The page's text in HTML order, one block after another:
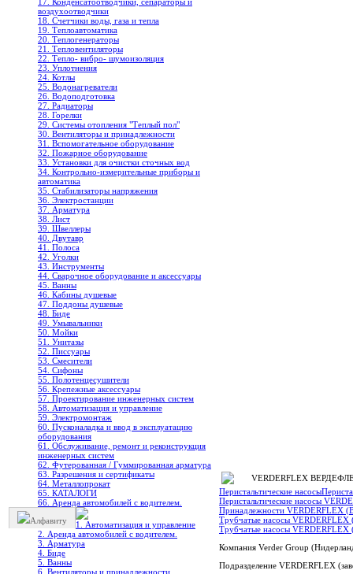
воздухоотводчики
18. Счетчики воды, газа и тепла
19. Теплоавтоматика
20. Теплогенераторы
21. Тепловентиляторы
22. Тепло- вибро- шумоизоляция
23. Уплотнения
24. Котлы
25. Водонагреватели
26. Водоподготовка
27. Радиаторы
28. Горелки
29. Системы отопления "Теплый пол"
30. Вентиляторы и принадлежности
31. Вспомогательное оборудование
32. Пожарное оборудование
33. Установки для очистки сточных вод
34. Контрольно-измерительные приборы и
автоматика
35. Стабилизаторы напряжения
36. Электростанции
37. Арматура
38. Лист
39. Швеллеры
40. Двутавр
41. Полоса
42. Уголки
43. Инструменты
44. Сварочное оборудование и аксессуары
45. Ванны
46. Кабины душевые
47. Поддоны душевые
48. Биде
49. Умывальники
50. Мойки
51. Унитазы
52. Писсуары
53. Смесители
54. Сифоны
55. Полотенцесушители
56. Крепежные аксессуары
57. Проектирование инженерных систем
58. Автоматизация и управление
59. Электромонтаж
60. Пусконаладка и ввод в эксплуатацию
оборудования
61. Обслуживание, ремонт и реконструкция
инженерных систем
62. Футерованная / Гуммированная арматура
63. Разрешения и сертификаты
64. Металлопрокат
65. КАТАЛОГИ
66. Аренда автомобилей с водителем.
Алфавиту
1. Автоматизация и управление
2. Аренда автомобилей с водителем.
3. Арматура
4. Биде
5. Ванны
6. Вентиляторы и принадлежности
VERDERFLEX
Перистальтические насосы
Перистальтические насосы
Принадлежности VERDERFLEX
Трубчатые насосы
Трубчатые насосы
Компания Verder Group
Подразделение VERDERFLEX